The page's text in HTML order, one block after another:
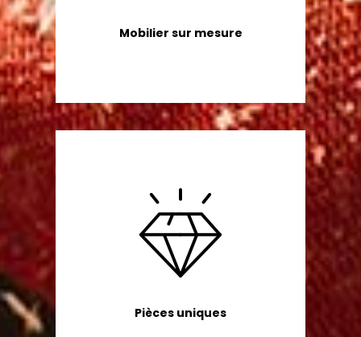
Mobilier sur mesure
Pièces uniques